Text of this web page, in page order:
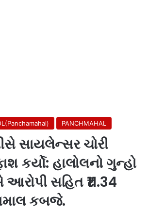
PANCHMAHAL
સાયલેન્સર ચોરી
કર્યો: હાલોલનો ગુન્હો
સહિત ₹11.34
કબજે.